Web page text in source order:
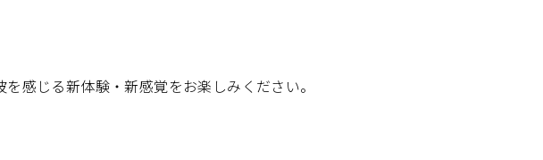
感じる新体験・新感覚をお楽しみください。